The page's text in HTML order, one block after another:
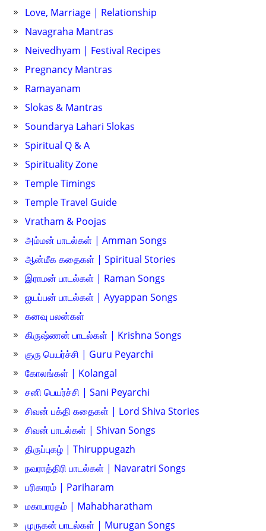
Love, Marriage | Relationship
Navagraha Mantras
Neivedhyam | Festival Recipes
Pregnancy Mantras
Ramayanam
Slokas & Mantras
Soundarya Lahari Slokas
Spiritual Q & A
Spirituality Zone
Temple Timings
Temple Travel Guide
Vratham & Poojas
அம்மன் பாடல்கள் | Amman Songs
ஆன்மீக கதைகள் | Spiritual Stories
இராமன் பாடல்கள் | Raman Songs
ஐயப்பன் பாடல்கள் | Ayyappan Songs
கனவு பலன்கள்
கிருஷ்ணன் பாடல்கள் | Krishna Songs
குரு பெயர்ச்சி | Guru Peyarchi
கோலங்கள் | Kolangal
சனி பெயர்ச்சி | Sani Peyarchi
சிவன் பக்தி கதைகள் | Lord Shiva Stories
சிவன் பாடல்கள் | Shivan Songs
திருப்புகழ் | Thiruppugazh
நவராத்திரி பாடல்கள் | Navaratri Songs
பரிகாரம் | Pariharam
மகாபாரதம் | Mahabharatham
முருகன் பாடல்கள் | Murugan Songs